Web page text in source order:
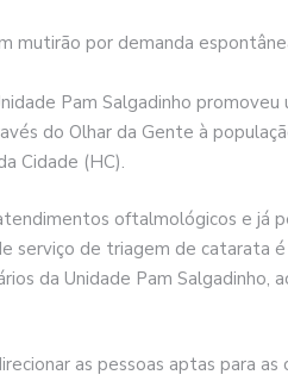
mutirão por demanda
Pam Salgadinho promoveu
do Olhar da Gente à
Cidade (HC).
oftalmológicos e já
serviço de triagem de catarata é
da Unidade Pam Salgadinho,
as pessoas aptas para as